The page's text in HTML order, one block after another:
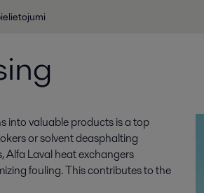
into valuable products is a top
or solvent deasphalting
Alfa Laval heat exchangers
fouling. This contributes to the